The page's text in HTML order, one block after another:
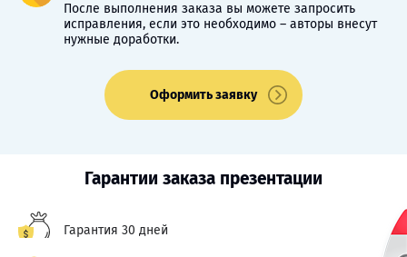
После выполнения заказа вы можете запросить
исправления, если это необходимо – авторы внесут
нужные доработки.
Оформить заявку
Гарантии заказа презентации
Гарантия 30 дней